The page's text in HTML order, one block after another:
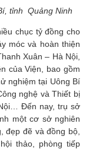
tỉnh Quảng Ninh
chục tỷ đồng cho
móc và hoàn thiện
Xuân – Hà Nội,
của Viện, bao gồm
nghiệm tại Uông Bí
nghệ và Thiết bị
Đến nay, trụ sở
một cơ sở nghiên
đẹp đẽ và đồng bộ,
thảo, phòng tiếp